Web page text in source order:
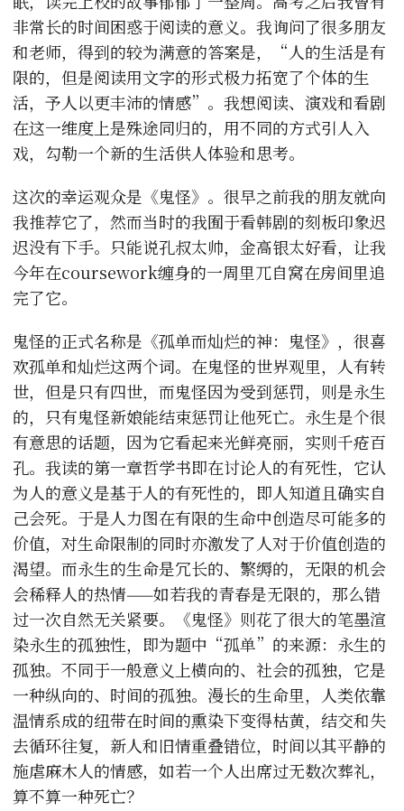
非常长的时间困惑于阅读的意义。我询问了很多朋友
和老师，得到的较为满意的答案是，“人的生活是有
限的，但是阅读用文字的形式极力拓宽了个体的生
活，予人以更丰沛的情感”。我想阅读、演戏和看剧
在这一维度上是殊途同归的，用不同的方式引人入
戏，勾勒一个新的生活供人体验和思考。
这次的幸运观众是《鬼怪》。很早之前我的朋友就向
我推荐它了，然而当时的我囿于看韩剧的刻板印象迟
迟没有下手。只能说孔叔太帅，金高银太好看，让我
今年在coursework缠身的一周里兀自窝在房间里追
完了它。
鬼怪的正式名称是《孤单而灿烂的神：鬼怪》，很喜
欢孤单和灿烂这两个词。在鬼怪的世界观里，人有转
世，但是只有四世，而鬼怪因为受到惩罚，则是永生
的，只有鬼怪新娘能结束惩罚让他死亡。永生是个很
有意思的话题，因为它看起来光鲜亮丽，实则千疮百
孔。我读的第一章哲学书即在讨论人的有死性，它认
为人的意义是基于人的有死性的，即人知道且确实自
己会死。于是人力图在有限的生命中创造尽可能多的
价值，对生命限制的同时亦激发了人对于价值创造的
渴望。而永生的生命是冗长的、繁缛的，无限的机会
会稀释人的热情——如若我的青春是无限的，那么错
过一次自然无关紧要。《鬼怪》则花了很大的笔墨渲
染永生的孤独性，即为题中“孤单”的来源：永生的
孤独。不同于一般意义上横向的、社会的孤独，它是
一种纵向的、时间的孤独。漫长的生命里，人类依靠
温情系成的纽带在时间的熏染下变得枯黄，结交和失
去循环往复，新人和旧情重叠错位，时间以其平静的
施虐麻木人的情感，如若一个人出席过无数次葬礼，
算不算一种死亡？